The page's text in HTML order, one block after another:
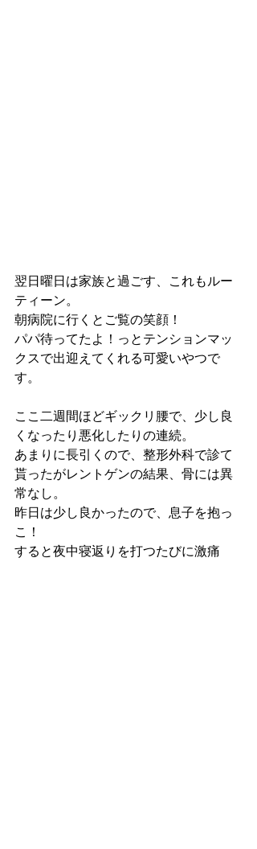
翌日曜日は家族と過ごす、これもルー
ティーン。
朝病院に行くとご覧の笑顔！
パパ待ってたよ！っとテンションマッ
クスで出迎えてくれる可愛いやつで
す。
ここ二週間ほどギックリ腰で、少し良
くなったり悪化したりの連続。
あまりに長引くので、整形外科で診て
貰ったがレントゲンの結果、骨には異
常なし。
昨日は少し良かったので、息子を抱っ
こ！
すると夜中寝返りを打つたびに激痛